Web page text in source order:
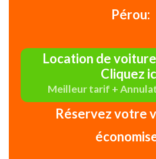
Pérou:
Location de
Cliquez
Meilleur tarif +
Réservez votre